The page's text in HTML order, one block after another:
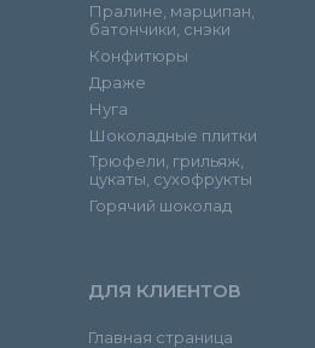
Пралине, марципан,
батончики, снэки
Конфитюры
Драже
Нуга
Шоколадные плитки
Трюфели, грильяж,
цукаты, сухофрукты
Горячий шоколад
ДЛЯ КЛИЕНТОВ
Главная страница